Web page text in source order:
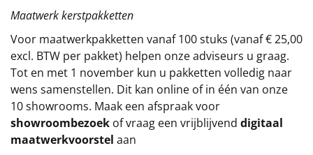
Alle overige
Maatwerk kerstpakketten
Voor maatwerkpakketten vanaf 100 stuks (vanaf € 25,00
excl. BTW per pakket) helpen onze adviseurs u graag.
Tot en met 1 november kun u pakketten volledig naar
wens samenstellen. Dit kan online of in één van onze
10 showrooms. Maak een afspraak voor
showroombezoek of vraag een vrijblijvend digitaal
maatwerkvoorstel aan